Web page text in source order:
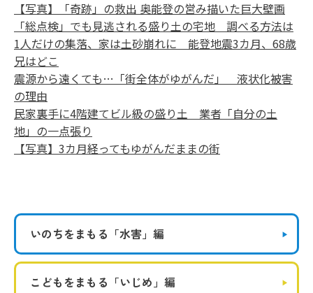
【写真】「奇跡」の救出 奥能登の営み描いた巨大壁画
「総点検」でも見逃される盛り土の宅地 調べる方法は
1人だけの集落、家は土砂崩れに 能登地震3カ月、68歳
兄はどこ
震源から遠くても…「街全体がゆがんだ」 液状化被害
の理由
民家裏手に4階建てビル級の盛り土 業者「自分の土
地」の一点張り
【写真】3カ月経ってもゆがんだままの街
いのちをまもる 「水害」編
こどもをまもる 「いじめ」編